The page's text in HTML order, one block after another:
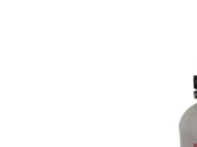
álló vízben,
rontják, de a
segítségével az
is kiszűrhetik a